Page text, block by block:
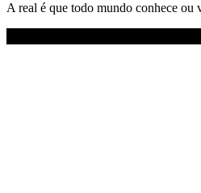
A real é que todo mundo conhece ou